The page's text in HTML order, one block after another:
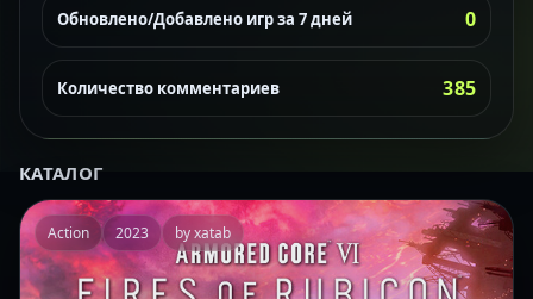
Обновлено/Добавлено игр за 7 дней 0
Количество комментариев 385
КАТАЛОГ
Action 2023 by xatab